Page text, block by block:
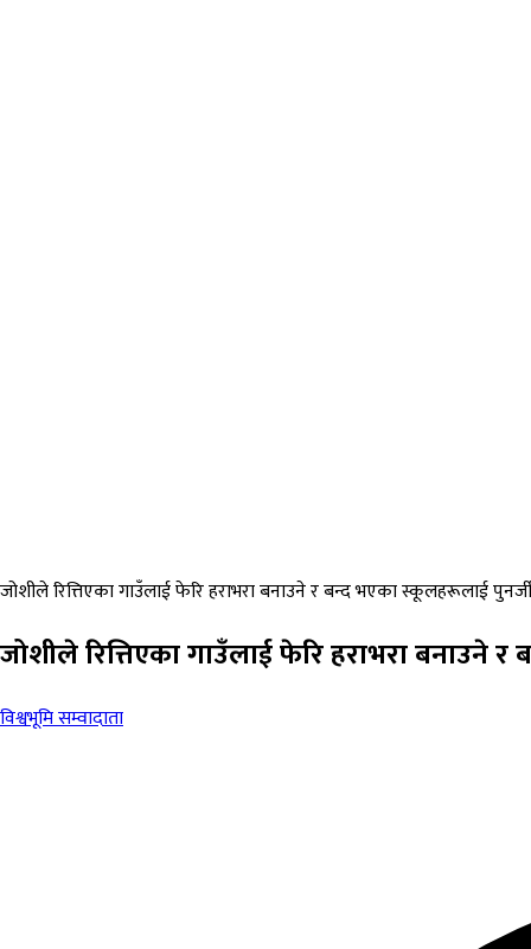
जोशीले रित्तिएका गाउँलाई फेरि हराभरा बनाउने र बन्द भएका स्कूलहरूलाई
जोशीले रित्तिएका गाउँलाई फेरि हराभरा बनाउने
विश्वभूमि सम्वादाता